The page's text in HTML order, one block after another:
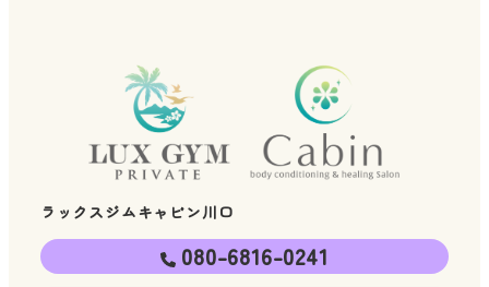
ラックスジムキャビン川口
080-6816-0241